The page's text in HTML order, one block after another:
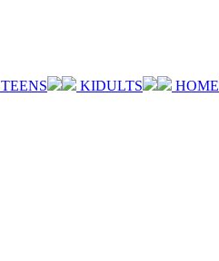
TEENS KIDULTS HOME